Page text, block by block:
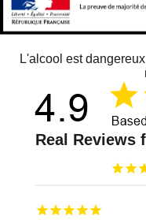
L'alcool est